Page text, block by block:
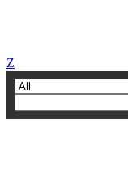
Z